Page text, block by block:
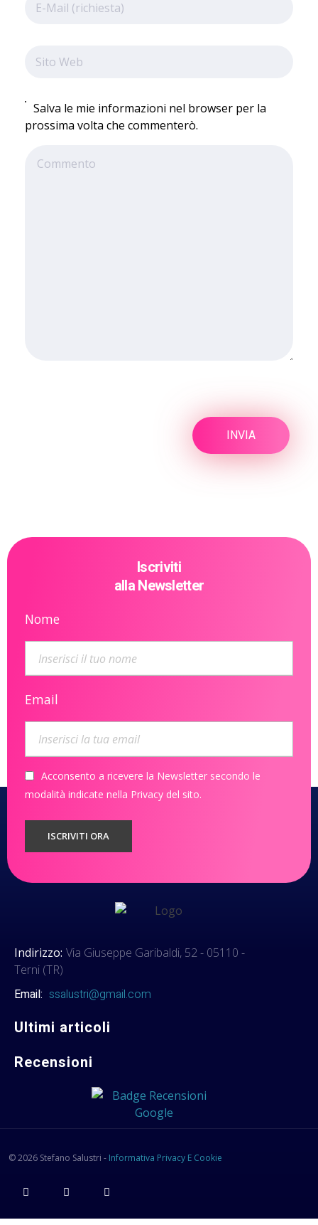
Salva le mie informazioni nel browser per la
prossima volta che commenterò.
Iscriviti
alla Newsletter
Nome
Email
Acconsento a ricevere la Newsletter secondo le
modalità indicate nella Privacy del sito.
Indirizzo: Via Giuseppe Garibaldi, 52 - 05110 -
Terni (TR)
Email: ssalustri@gmail.com
Ultimi articoli
Recensioni
© 2026 Stefano Salustri - Informativa Privacy E Cookie